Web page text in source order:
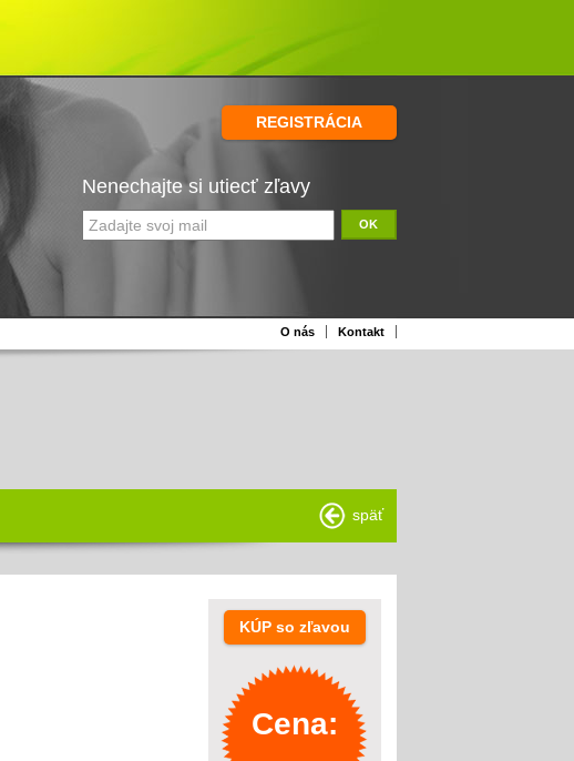
REGISTRÁCIA
Nenechajte si utiecť zľavy
OK
O nás Kontakt
späť
KÚP so zľavou
Cena: